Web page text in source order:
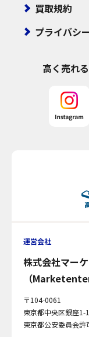
買取規約
プライバシ
高く売れ
運営会社
株式会社マー
（
〒104-0061
東京都中央区銀座1-
東京都公安委員会